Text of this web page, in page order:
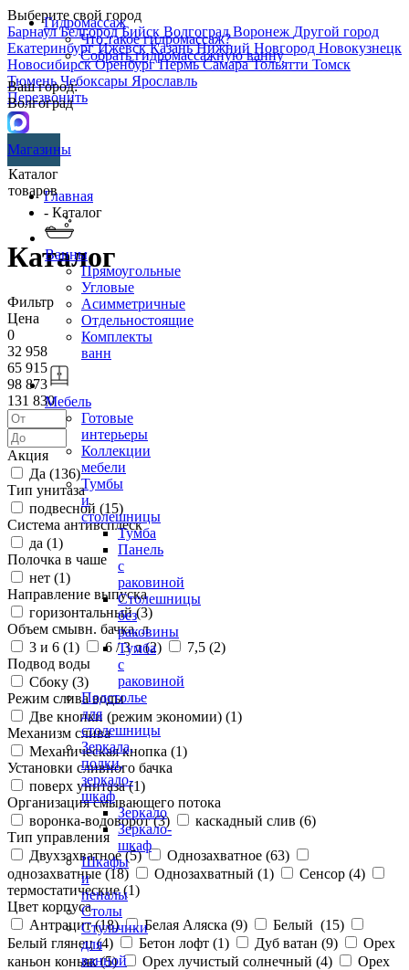
Выберите свой город
БарнаулБелгородБийск ВолгоградВоронеж Другой город
ЕкатеринбургИжевскКазаньНижний Новгород Новокузнецк
НовосибирскОренбургПермьСамараТольятти Томск
ТюменьЧебоксары Ярославль
Перезвонить
Гидромассаж
Что такое гидромассаж?
Собрать гидромассажную ванну
Ваш город:
Волгоград
Магазины
Каталог
товаров
Ванны
Прямоугольные
Угловые
Асимметричные
Отдельностоящие
Комплекты
ванн
Мебель
Готовые
интерьеры
Коллекции
мебели
Тумбы
и
столешницы
Тумба
Панель
с
раковиной
Столешницы
без
раковины
Тумба
с
раковиной
Подстолье
для
столешницы
Зеркала,
полки,
зеркало-
шкаф
Зеркало
Зеркало-
шкаф
Шкафы
и
пеналы
Столы
Стульчики
для
ванной
Главная
- Каталог
Каталог
Фильтр
Цена
0
32 958
65 915
98 873
131 830
Акция
Да (136)
Тип унитаза
подвесной (15)
Система антивсплеск
да (1)
Полочка в чаше
нет (1)
Направление выпуска
горизонтальный (3)
Объем смывн. бачка, л
3 и 6 (1) 6 / 3 л (2) 7,5 (2)
Подвод воды
Сбоку (3)
Режим слива воды
Две кнопки (режим экономии) (1)
Механизм слива
Механическая кнопка (1)
Установки сливного бачка
поверх унитаза (1)
Организация смывающего потока
воронка-водоворот (3) каскадный слив (6)
Тип управления
Двухзахватное (5) Однозахватное (63)
однозахватные (18) Однозахватный (1) Сенсор (4)
термостатические (1)
Цвет корпуса
Антрацит (18) Белая Аляска (9) Белый (15)
Белый глянец (4) Бетон лофт (1) Дуб ватан (9)
Орех
каньон коньяк (5) Орех лучистый солнечный (4)
Орех